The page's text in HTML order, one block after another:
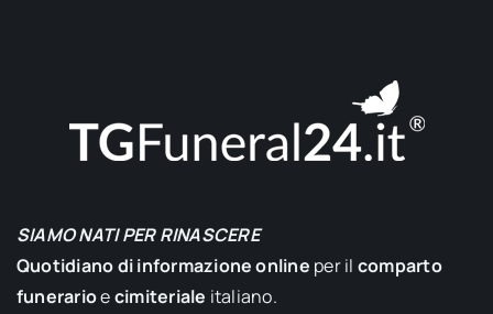
SIAMO NATI PER RINASCERE
Quotidiano di informazione online per il comparto
funerarioecimiteriale italiano.